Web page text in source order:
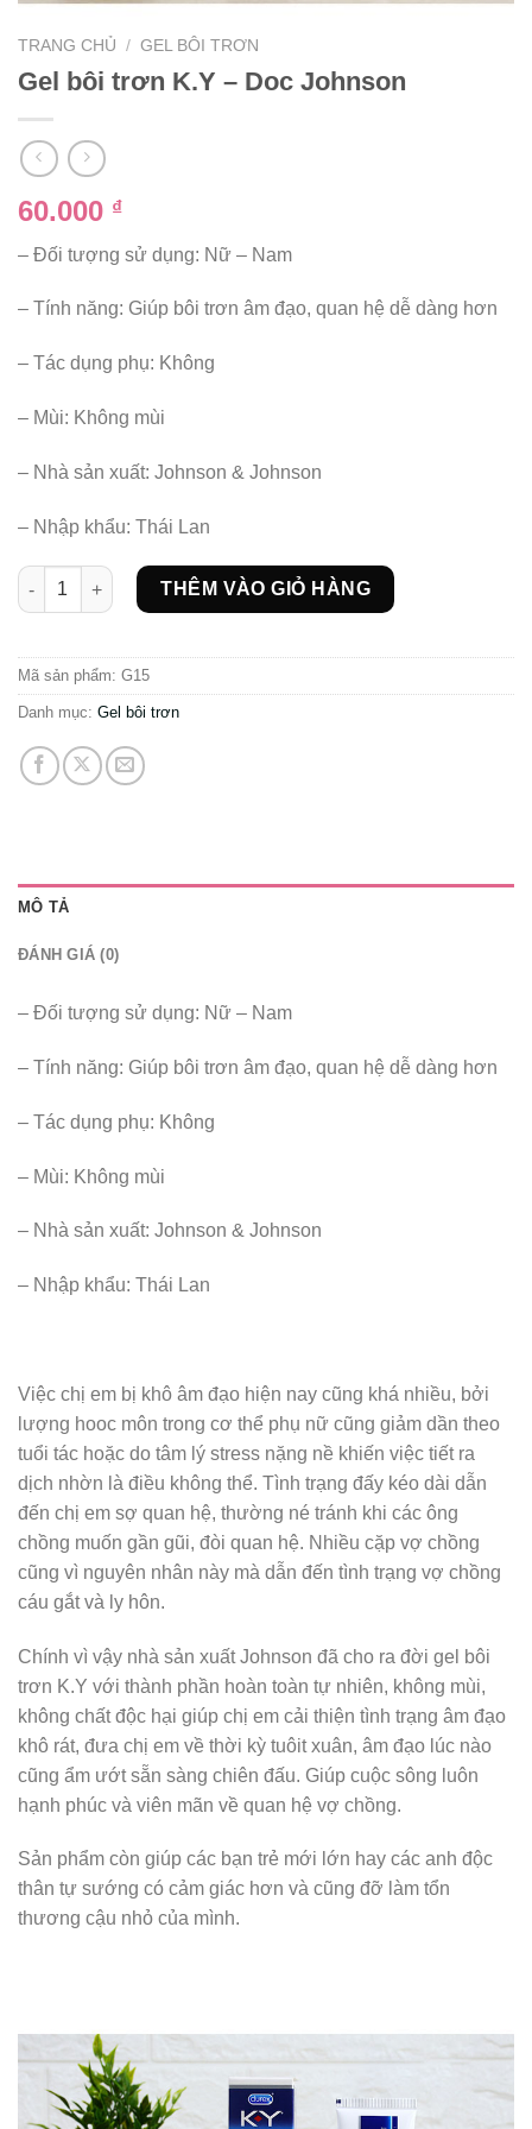
TRANG CHỦ / GEL BÔI TRƠN
Gel bôi trơn K.Y – Doc Johnson
60.000 ₫
– Đối tượng sử dụng: Nữ – Nam
– Tính năng: Giúp bôi trơn âm đạo, quan hệ dễ dàng hơn
– Tác dụng phụ: Không
– Mùi: Không mùi
– Nhà sản xuất: Johnson & Johnson
– Nhập khẩu: Thái Lan
Gel bôi trơn K.Y - Doc Johnson số lượng
THÊM VÀO GIỎ HÀNG
Mã sản phẩm: G15
Danh mục: Gel bôi trơn
MÔ TẢ
ĐÁNH GIÁ (0)
– Đối tượng sử dụng: Nữ – Nam
– Tính năng: Giúp bôi trơn âm đạo, quan hệ dễ dàng hơn
– Tác dụng phụ: Không
– Mùi: Không mùi
– Nhà sản xuất: Johnson & Johnson
– Nhập khẩu: Thái Lan
Việc chị em bị khô âm đạo hiện nay cũng khá nhiều, bởi
lượng hooc môn trong cơ thể phụ nữ cũng giảm dần theo
tuổi tác hoặc do tâm lý stress nặng nề khiến việc tiết ra
dịch nhờn là điều không thể. Tình trạng đấy kéo dài dẫn
đến chị em sợ quan hệ, thường né tránh khi các ông
chồng muốn gần gũi, đòi quan hệ. Nhiều cặp vợ chồng
cũng vì nguyên nhân này mà dẫn đến tình trạng vợ chồng
cáu gắt và ly hôn.
Chính vì vậy nhà sản xuất Johnson đã cho ra đời gel bôi
trơn K.Y với thành phần hoàn toàn tự nhiên, không mùi,
không chất độc hại giúp chị em cải thiện tình trạng âm đạo
khô rát, đưa chị em về thời kỳ tuôit xuân, âm đạo lúc nào
cũng ẩm ướt sẵn sàng chiên đấu. Giúp cuộc sông luôn
hạnh phúc và viên mãn về quan hệ vợ chồng.
Sản phẩm còn giúp các bạn trẻ mới lớn hay các anh độc
thân tự sướng có cảm giác hơn và cũng đỡ làm tổn
thương cậu nhỏ của mình.